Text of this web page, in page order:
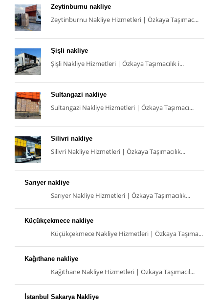
Zeytinburnu nakliye
Zeytinburnu Nakliye Hizmetleri | Özkaya Taşımac...
Şişli nakliye
Şişli Nakliye Hizmetleri | Özkaya Taşımacılık i...
Sultangazi nakliye
Sultangazi Nakliye Hizmetleri | Özkaya Taşımacı...
Silivri nakliye
Silivri Nakliye Hizmetleri | Özkaya Taşımacılık...
Sarıyer nakliye
Sarıyer Nakliye Hizmetleri | Özkaya Taşımacılık...
Küçükçekmece nakliye
Küçükçekmece Nakliye Hizmetleri | Özkaya Taşıma...
Kağıthane nakliye
Kağıthane Nakliye Hizmetleri | Özkaya Taşımacıl...